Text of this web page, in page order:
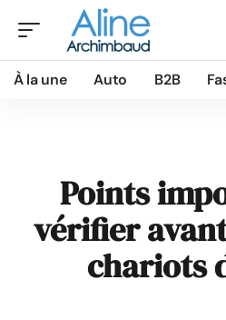
À la une Auto B2B
Points
vérifier
chariots